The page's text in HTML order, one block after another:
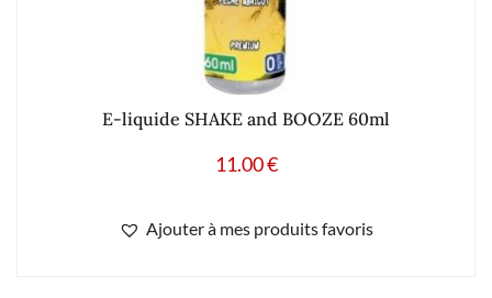
E-liquide SHAKE and BOOZE 60ml
11.00€
Ajouter à mes produits favoris